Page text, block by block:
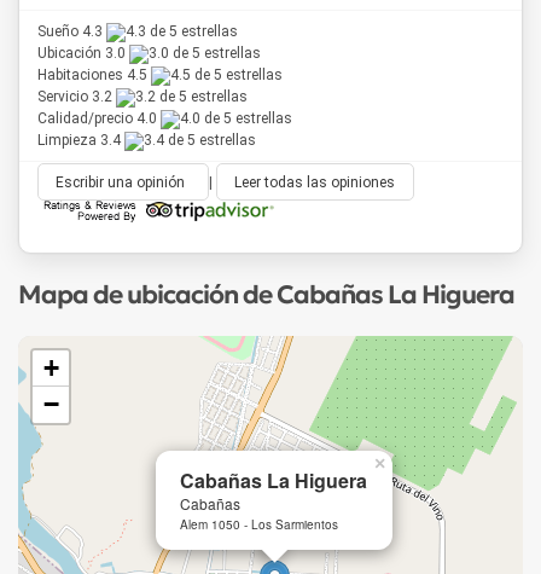
Sueño 4.3
Ubicación 3.0
Habitaciones 4.5
Servicio 3.2
Calidad/precio 4.0
Limpieza 3.4
Escribir una opinión Leer todas las opiniones
Mapa de ubicación de Cabañas La Higuera
Cabañas La Higuera
Cabañas
Alem 1050 - Los Sarmientos
×
+
−